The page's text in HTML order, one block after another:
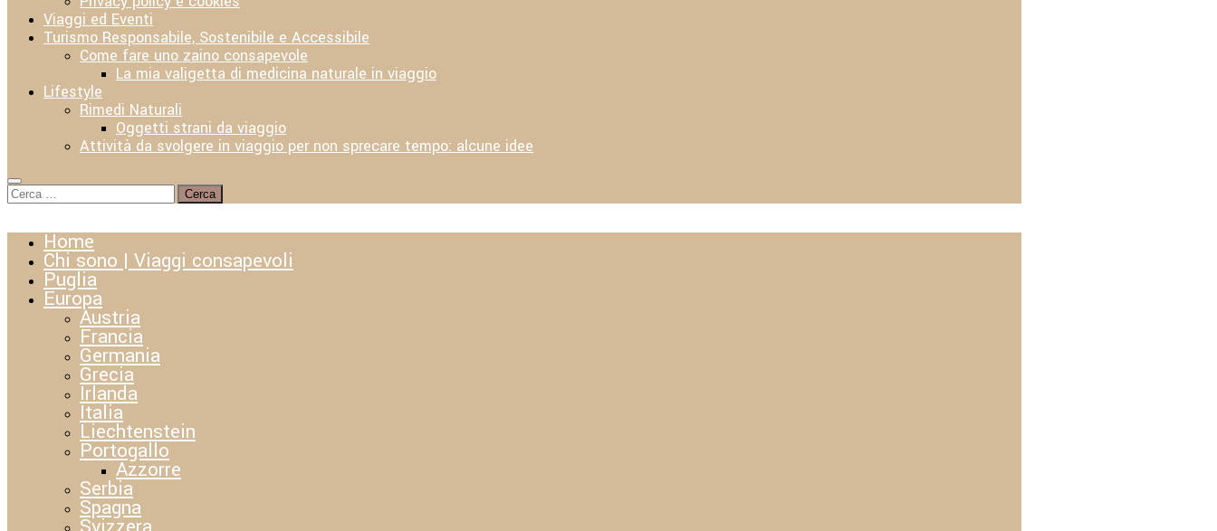
Viaggi ed Eventi
Turismo Responsabile, Sostenibile e Accessibile
Come fare uno zaino consapevole
La mia valigetta di medicina naturale in viaggio
Lifestyle
Rimedi Naturali
Oggetti strani da viaggio
Attività da svolgere in viaggio per non sprecare tempo: alcune idee
Ricerca
per:
Home
Chi sono | Viaggi consapevoli
Puglia
Europa
Austria
Francia
Germania
Grecia
Irlanda
Italia
Liechtenstein
Portogallo
Azzorre
Serbia
Spagna